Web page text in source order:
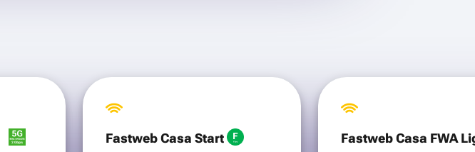
Fastweb Casa Start Fastweb Casa FWA